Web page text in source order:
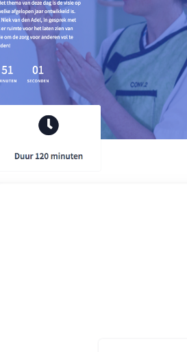
samenwerken! Op maat en korte